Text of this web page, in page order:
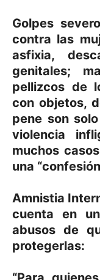
Golpes
contra las
asfixia,
genitales;
pellizcos de
con objetos,
pene son
violencia
muchos
una
Amnistia
cuenta en
abusos de
protegerlas: